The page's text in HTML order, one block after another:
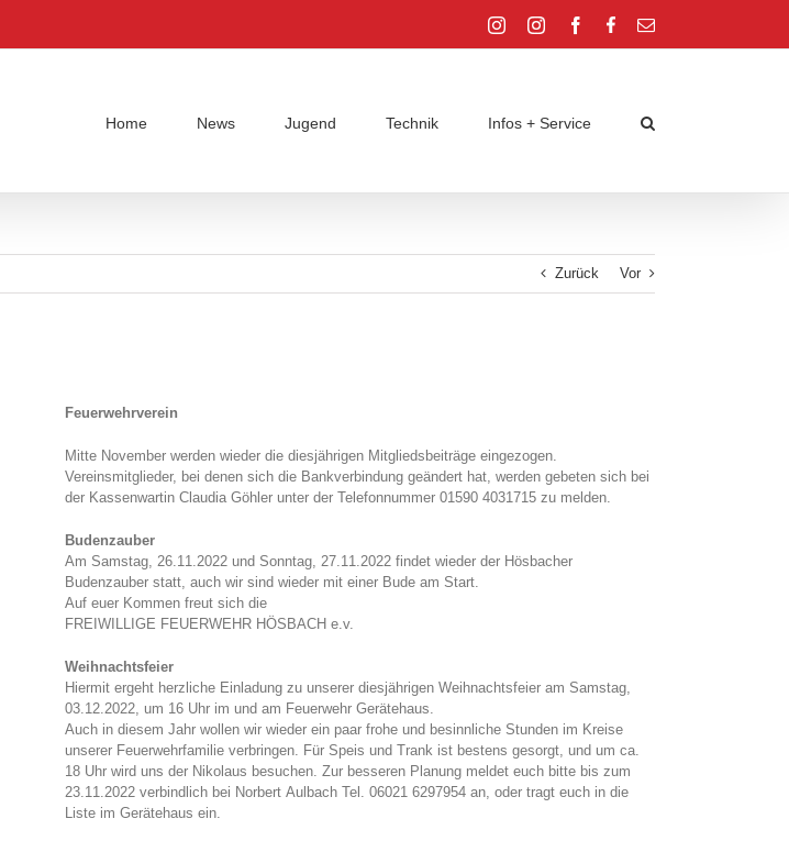
Instagram
Instagram Facebook
Facebook
E-
Home News Jugend Technik Infos + Service
Zurück Vor
Feuerwehrverein
Mitte November werden wieder die diesjährigen Mitgliedsbeiträge eingezogen.
Vereinsmitglieder, bei denen sich die Bankverbindung geändert hat, werden gebeten sich bei
der Kassenwartin Claudia Göhler unter der Telefonnummer 01590 4031715 zu melden.
Budenzauber
Am Samstag, 26.11.2022 und Sonntag, 27.11.2022 findet wieder der Hösbacher
Budenzauber statt, auch wir sind wieder mit einer Bude am Start.
Auf euer Kommen freut sich die
FREIWILLIGE FEUERWEHR HÖSBACH e.v.
Weihnachtsfeier
Hiermit ergeht herzliche Einladung zu unserer diesjährigen Weihnachtsfeier am Samstag,
03.12.2022, um 16 Uhr im und am Feuerwehr Gerätehaus.
Auch in diesem Jahr wollen wir wieder ein paar frohe und besinnliche Stunden im Kreise
unserer Feuerwehrfamilie verbringen. Für Speis und Trank ist bestens gesorgt, und um ca.
18 Uhr wird uns der Nikolaus besuchen. Zur besseren Planung meldet euch bitte bis zum
23.11.2022 verbindlich bei Norbert Aulbach Tel. 06021 6297954 an, oder tragt euch in die
Liste im Gerätehaus ein.